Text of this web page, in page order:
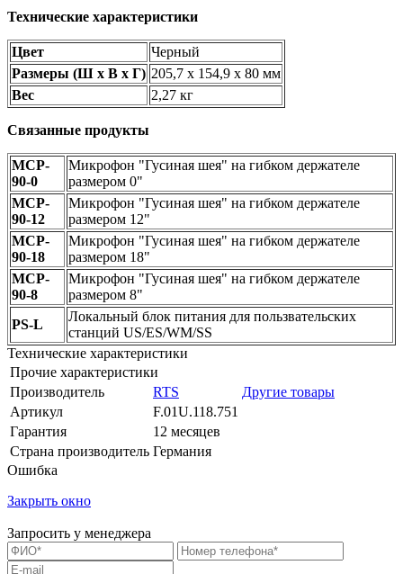
Технические характеристики
Цвет
Черный
Размеры (Ш х В х Г) 205,7 х 154,9 х 80 мм
Вес
2,27 кг
Связанные продукты
MCP-
90-0
Микрофон "Гусиная шея" на гибком держателе
размером 0"
MCP-
90-12
Микрофон "Гусиная шея" на гибком держателе
размером 12"
MCP-
90-18
Микрофон "Гусиная шея" на гибком держателе
размером 18"
MCP-
90-8
Микрофон "Гусиная шея" на гибком держателе
размером 8"
PS-L
Локальный блок питания для пользвательских
станций US/ES/WM/SS
Технические характеристики
Прочие характеристики
Производитель
RTS
Другие товары
Артикул
F.01U.118.751
Гарантия
12 месяцев
Страна производитель Германия
Ошибка
Закрыть окно
Запросить у менеджера